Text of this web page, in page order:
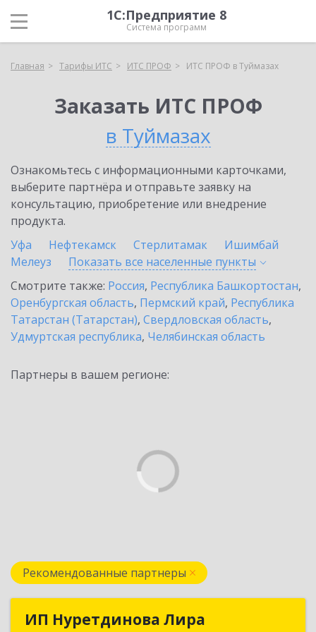
1С:Предприятие 8
Система программ
Главная Тарифы ИТС ИТС ПРОФ ИТС ПРОФ в Туймазах
Заказать ИТС ПРОФ
в Туймазах
Ознакомьтесь с информационными карточками,
выберите партнёра и отправьте заявку на
консультацию, приобретение или внедрение
продукта.
Уфа
Нефтекамск Стерлитамак
Ишимбай
Мелеуз
Показать все населенные пункты
Смотрите также: Россия, Республика Башкортостан,
Оренбургская область, Пермский край, Республика
Татарстан (Татарстан), Свердловская область,
Удмуртская республика, Челябинская область
Партнеры в вашем регионе:
Рекомендованные партнеры
ИП Нуретдинова Лира
ИП Нуретдинова Лира